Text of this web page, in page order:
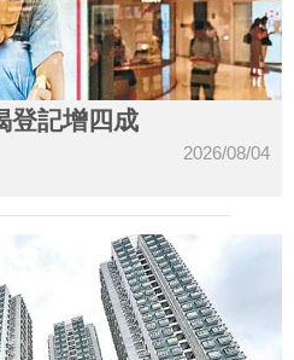
登記增四成
2026/08/04